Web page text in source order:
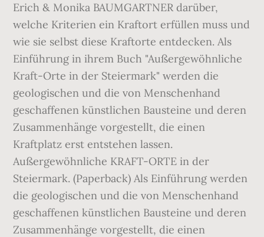
Erich & Monika BAUMGARTNER darüber,
welche Kriterien ein Kraftort erfüllen muss und
wie sie selbst diese Kraftorte entdecken. Als
Einführung in ihrem Buch "Außergewöhnliche
Kraft-Orte in der Steiermark" werden die
geologischen und die von Menschenhand
geschaffenen künstlichen Bausteine und deren
Zusammenhänge vorgestellt, die einen
Kraftplatz erst entstehen lassen.
Außergewöhnliche KRAFT-ORTE in der
Steiermark. (Paperback) Als Einführung werden
die geologischen und die von Menschenhand
geschaffenen künstlichen Bausteine und deren
Zusammenhänge vorgestellt, die einen